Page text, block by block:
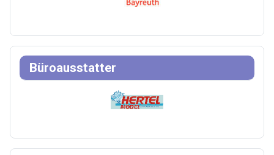
Büroausstatter